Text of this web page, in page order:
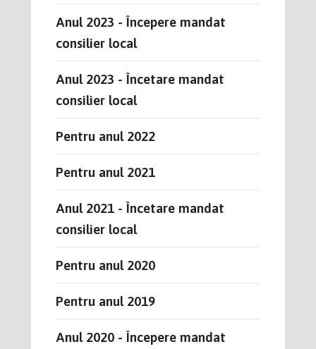
Anul 2023 - Începere mandat
consilier local
Anul 2023 - Încetare mandat
consilier local
Pentru anul 2022
Pentru anul 2021
Anul 2021 - Încetare mandat
consilier local
Pentru anul 2020
Pentru anul 2019
Anul 2020 - Începere mandat